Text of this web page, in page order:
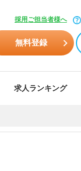
採用ご担当者様へ
無料登録
求人ランキング